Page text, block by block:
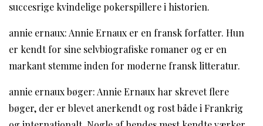
succesrige kvindelige pokerspillere i historien.
annie ernaux: Annie Ernaux er en fransk forfatter. Hun
er kendt for sine selvbiografiske romaner og er en
markant stemme inden for moderne fransk litteratur.
annie ernaux bøger: Annie Ernaux har skrevet flere
bøger, der er blevet anerkendt og rost både i Frankrig